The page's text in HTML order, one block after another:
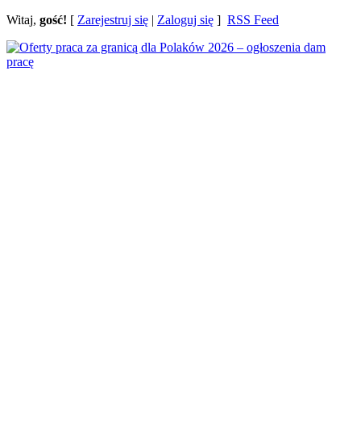
Witaj, gość! [ Zarejestruj się | Zaloguj się ] RSS Feed